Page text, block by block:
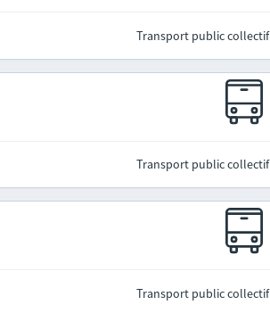
Transport public collectif
Transport public collectif
Transport public collectif